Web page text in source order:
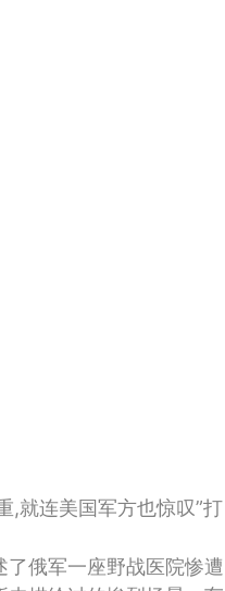
就连美国军方也惊叹”打
俄军一座野战医院惨遭